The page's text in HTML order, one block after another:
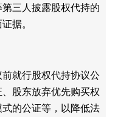
三人披露股权代持的
据。
就行股权代持协议公
股东放弃优先购买权
的公证等，以降低法